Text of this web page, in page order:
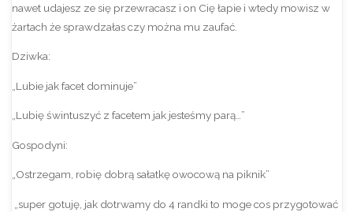
nawet udajesz ze się przewracasz i on Cię łapie i wtedy mowisz w
żartach że sprawdzałas czy można mu zaufać.
Dziwka:
„Lubie jak facet dominuje”
„Lubię świntuszyć z facetem jak jesteśmy parą…”
Gospodyni:
„Ostrzegam, robię dobrą sałatkę owocową na piknik”
„super gotuję, jak dotrwamy do 4 randki to moge cos przygotować